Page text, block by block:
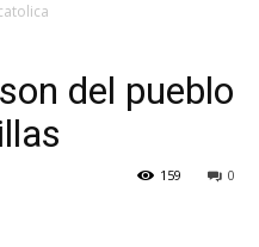
del pueblo
0
159